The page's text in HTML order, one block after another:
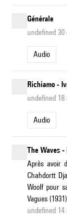
Générale
undefined 30
Audio
Richiamo -
undefined 18
Audio
The Waves
Après avoir
Chahdortt
Woolf pour
Vagues
undefined 14